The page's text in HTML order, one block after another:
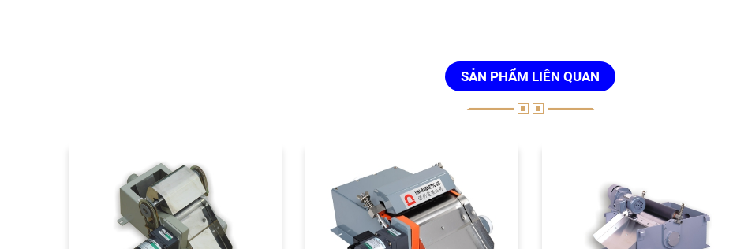
SẢN PHẨM LIÊN QUAN